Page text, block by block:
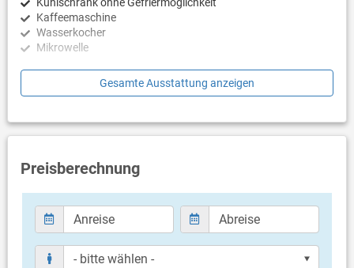
Kaffeemaschine
Wasserkocher
Mikrowelle
Schlafzimmer
Schlafzimmer mit Doppelbett, Laminat
Badezimmer
eigener Balkon
Bestuhlung
Balkongröße: 10 m²
Weitere Informationen
Gesamte Ausstattung anzeigen
Preisberechnung